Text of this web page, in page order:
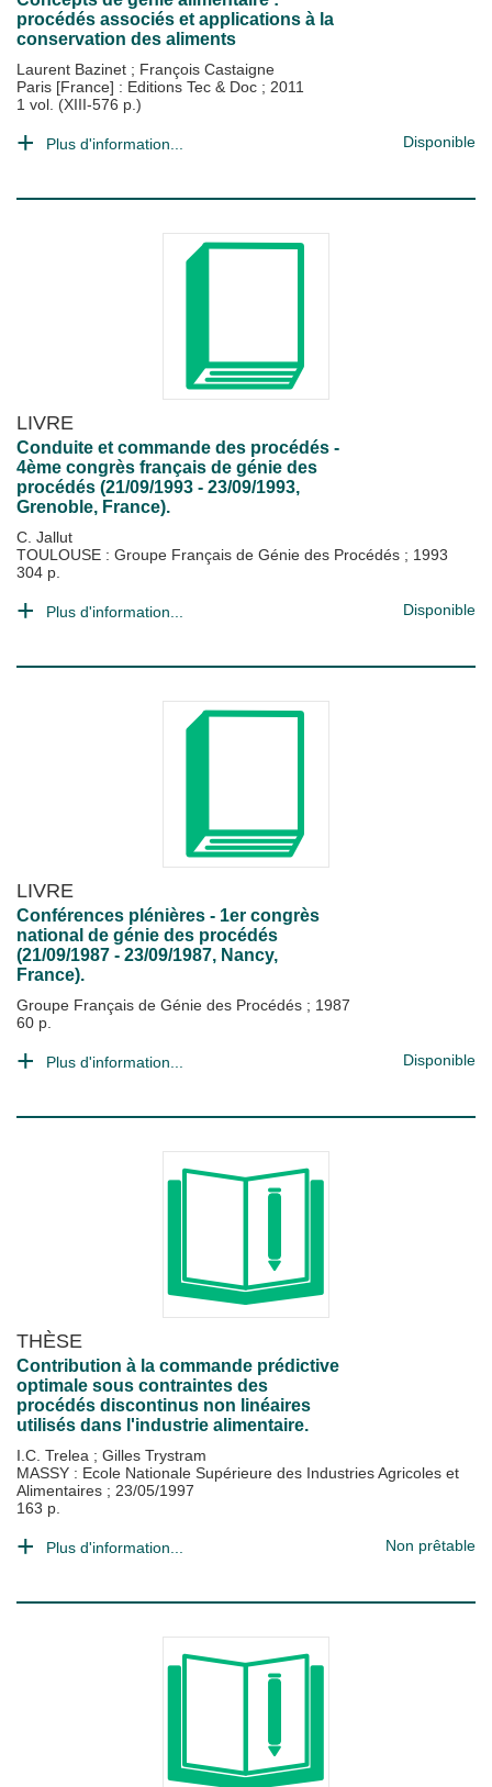
procédés associés et applications à la
conservation des aliments
Laurent Bazinet ; François Castaigne
Paris [France] : Editions Tec & Doc ; 2011
1 vol. (XIII-576 p.)
Plus d'information... Disponible
LIVRE
Conduite et commande des procédés -
4ème congrès français de génie des
procédés (21/09/1993 - 23/09/1993,
Grenoble, France).
C. Jallut
TOULOUSE : Groupe Français de Génie des Procédés ; 1993
304 p.
Plus d'information... Disponible
LIVRE
Conférences plénières - 1er congrès
national de génie des procédés
(21/09/1987 - 23/09/1987, Nancy,
France).
Groupe Français de Génie des Procédés ; 1987
60 p.
Plus d'information... Disponible
THÈSE
Contribution à la commande prédictive
optimale sous contraintes des
procédés discontinus non linéaires
utilisés dans l'industrie alimentaire.
I.C. Trelea ; Gilles Trystram
MASSY : Ecole Nationale Supérieure des Industries Agricoles et
Alimentaires ; 23/05/1997
163 p.
Plus d'information... Non prêtable